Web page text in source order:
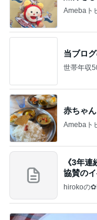
Amebaト
当ブロ
世帯年収
赤ちゃ
Amebaト
《3年
協賛の
すぎ
hirokoの